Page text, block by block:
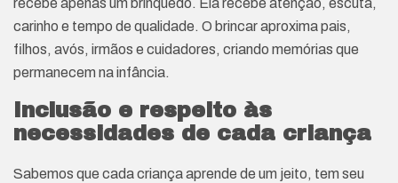
recebe apenas um brinquedo. Ela recebe atenção, escuta,
carinho e tempo de qualidade. O brincar aproxima pais,
filhos, avós, irmãos e cuidadores, criando memórias que
permanecem na infância.
Inclusão e respeito às
necessidades de cada criança
Sabemos que cada criança aprende de um jeito, tem seu